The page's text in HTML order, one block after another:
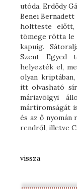
utóda, Erdődy
Benei
holtteste előtt,
tömege rótta le
kapuig.
Szent Egyed
helyezték el,
olyan
itt olvasható
máriavölgyi
mártíromságát
és az ő nyomán
rendről, illetve
vissza